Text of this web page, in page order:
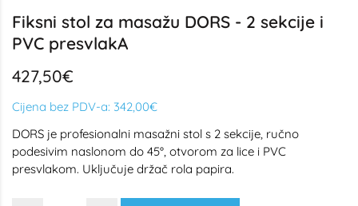
Fiksni stol za masažu DORS - 2 sekcije i
PVC presvlakA
427,50€
Cijena bez PDV-a: 342,00€
DORS je profesionalni masažni stol s 2 sekcije, ručno
podesivim naslonom do 45°, otvorom za lice i PVC
presvlakom. Uključuje držač rola papira.